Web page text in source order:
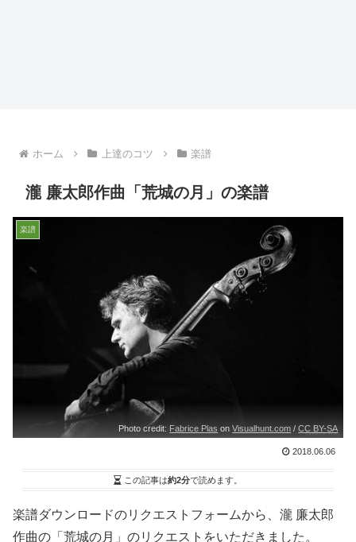
ホーム 上達のコツ 楽譜
瀧 廉太郎作曲「荒城の月」の楽譜
楽譜
Photo credit:Fabrice Plas onVisualhunt.com /CC BY-SA
2018.06.06
この記事は約2分で読めます。
楽譜ダウンロードのリクエストフォームから、瀧 廉太郎
作曲の「荒城の月」のリクエストをいただきました。